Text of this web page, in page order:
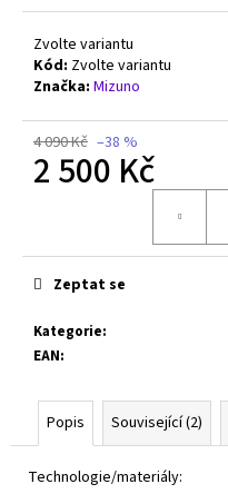
Zvolte variantu
Kód: Zvolte variantu
Značka: Mizuno
4 090 Kč –38 %
2 500 Kč
Kategorie:
EAN:
Zeptat se
Popis Související (2)
Technologie/materiály:
WAVE
MOMENTUM
PRO
V1GA254080
2
550
Kč
Původně: